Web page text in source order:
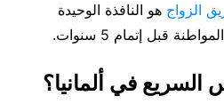
الزواج هو النافذة الوحيدة
قبل إتمام 5 سنوات.
السريع في ألمانيا؟